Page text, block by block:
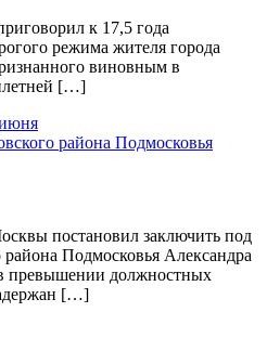
к 17,5 года
режима жителя города
виновным в
[…]
района Подмосковья
постановил заключить под
района Подмосковья Александра
превышении должностных
[…]